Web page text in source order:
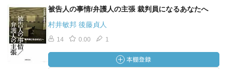
被告人の事情/弁護人の主張 裁判員になるあなたへ
村井敏邦 後藤貞人
14 0.00 1